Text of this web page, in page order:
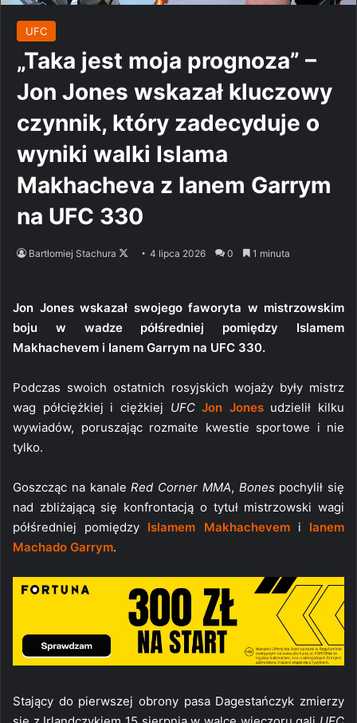
UFC
„Taka jest moja prognoza” –
Jon Jones wskazał kluczowy
czynnik, który zadecyduje o
wyniki walki Islama
Makhacheva z Ianem Garrym
na UFC 330
Bartłomiej Stachura
Follow4 lipca 2026 0 1 minuta
Jon Jones wskazał swojego faworyta w mistrzowskim
boju w wadze półśredniej pomiędzy Islamem
Makhachevem i Ianem Garrym na UFC 330.
Podczas swoich ostatnich rosyjskich wojaży były mistrz
wag półciężkiej i ciężkiej UFC Jon Jonesudzielił kilku
wywiadów, poruszając rozmaite kwestie sportowe i nie
tylko.
Goszcząc na kanaleRed Corner MMA, Bones pochylił się
nad zbliżającą się konfrontacją o tytuł mistrzowski wagi
półśredniej pomiędzy Islamem Makhachevemi Ianem
Machado Garrym.
Stający do pierwszej obrony pasa Dagestańczyk zmierzy